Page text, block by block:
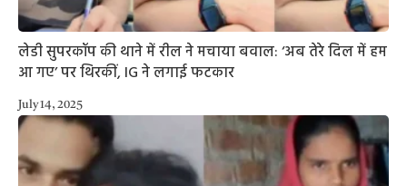
लेडी सुपरकॉप की थाने में रील ने मचाया बवाल: ‘अब तेरे दिल में हम
आ गए’ पर थिरकीं, IG ने लगाई फटकार
July 14, 2025